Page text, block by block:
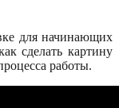
для начинающих
сделать картину
работы.